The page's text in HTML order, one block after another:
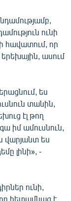
ունի
հավատում, որ
երեխային, ասում
ես
տանին,
էլ թող
իմ ամուսնուն,
վարյանտ ես
լինի», -
ունի,
հետամնաց է